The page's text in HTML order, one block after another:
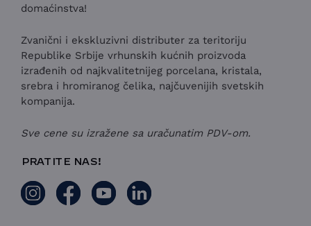
domaćinstva!
Zvanični i ekskluzivni distributer za teritoriju
Republike Srbije vrhunskih kućnih proizvoda
izrađenih od najkvalitetnijeg porcelana, kristala,
srebra i hromiranog čelika, najčuvenijih svetskih
kompanija.
Sve cene su izražene sa uračunatim PDV-om.
PRATITE NAS!